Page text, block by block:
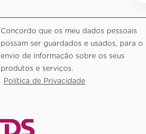
Concordo que os meu dados pessoais
possam ser guardados e usados, para o
envio de informação sobre os seus
produtos e serviços.
Política de Privacidade